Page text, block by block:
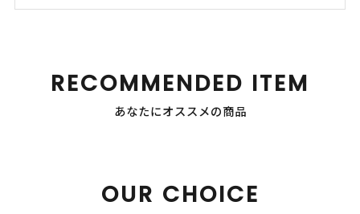
RECOMMENDED ITEM
あなたにオススメの商品
OUR CHOICE